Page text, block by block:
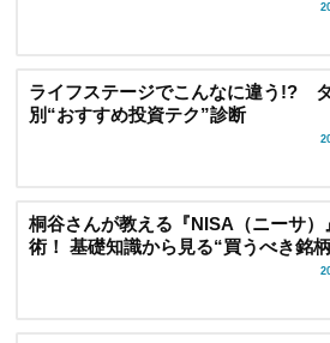
ライフステージでこんなに違う!?
別“おすすめ投資テク”診断
桐谷さんが教える『NISA（ニーサ）
術！ 基礎知識から見る“買うべき銘